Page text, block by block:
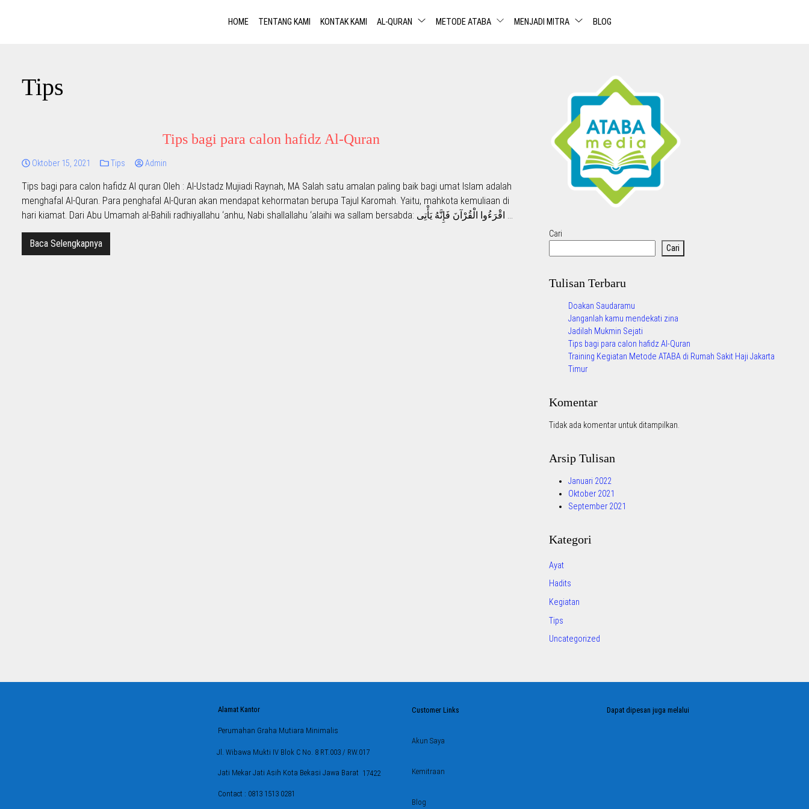
HOME TENTANG KAMI KONTAK KAMI AL-QURAN METODE ATABA MENJADI MITRA BLOG
Tips
Tips bagi para calon hafidz Al-Quran
Oktober 15, 2021 Tips Admin
Tips bagi para calon hafidz Al quran Oleh : Al-Ustadz Mujiadi Raynah, MA Salah satu amalan paling baik bagi umat Islam adalah
menghafal Al-Quran. Para penghafal Al-Quran akan mendapat kehormatan berupa Tajul Karomah. Yaitu, mahkota kemuliaan di
hari kiamat. Dari Abu Umamah al-Bahili radhiyallahu ‘anhu, Nabi shallallahu ‘alaihi wa sallam bersabda: اقْرَءُوا الْقُرْآنَ فَإِنَّهُ يَأْتِى …
Baca Selengkapnya
Cari
Cari
Tulisan Terbaru
Doakan Saudaramu
Janganlah kamu mendekati zina
Jadilah Mukmin Sejati
Tips bagi para calon hafidz Al-Quran
Training Kegiatan Metode ATABA di Rumah Sakit Haji Jakarta
Timur
Komentar
Tidak ada komentar untuk ditampilkan.
Arsip Tulisan
Januari 2022
Oktober 2021
September 2021
Kategori
Ayat
Hadits
Kegiatan
Tips
Uncategorized
Alamat Kantor
Perumahan Graha Mutiara Minimalis
Jl. Wibawa Mukti IV Blok C No. 8 RT.003 / RW.017
Jati Mekar Jati Asih Kota Bekasi Jawa Barat 17422
Contact : 0813 1513 0281
Customer Links
Akun Saya
Kemitraan
Blog
Dapat dipesan juga melalui